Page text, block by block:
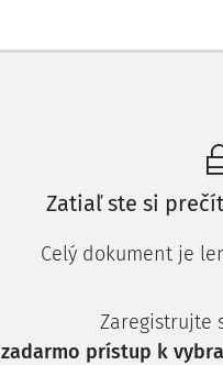
Zatiaľ ste si
Celý dokument je
Zaregistrujte
zadarmo prístup k